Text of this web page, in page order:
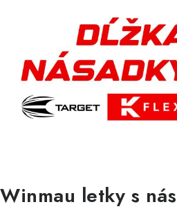
Winmau letky s